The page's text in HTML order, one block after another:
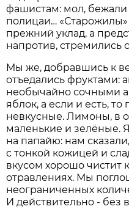
фашистам: мол, бежали
полицаи… «Старожилы»
прежний уклад, а
напротив, стремились
Мы же, добравшись к
отъедались фруктами:
необычайно сочными
яблок, а если и есть,
невкусные. Лимоны, в
маленькие и зелёные.
на папайю: нам
с тонкой кожицей и
вкусом хорошо чистит
отравлениях. Мы
неограниченных
И действительно - без